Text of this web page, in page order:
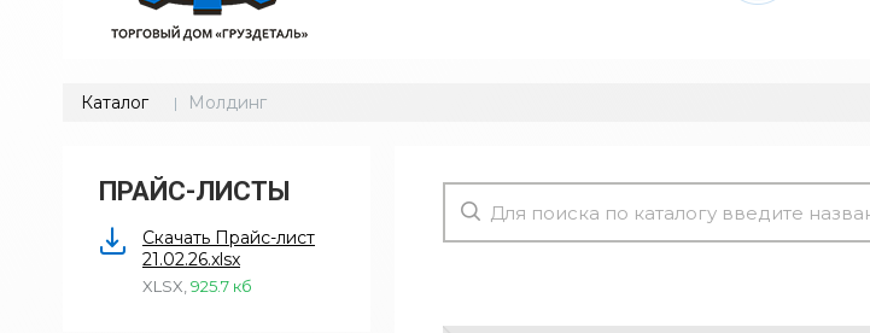
Каталог Молдинг
ПРАЙС-ЛИСТЫ
Скачать Прайс-лист
21.02.26.xlsx
XLSX 925.7 кб